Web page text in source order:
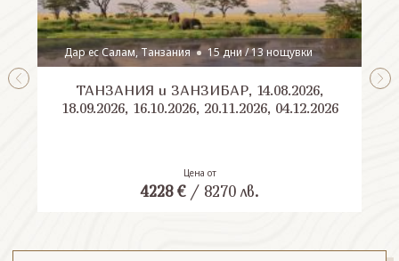
Дар ес Салам, Танзания 15 дни / 13 нощувки
ТАНЗАНИЯ и ЗАНЗИБАР, 14.08.2026,
18.09.2026, 16.10.2026, 20.11.2026, 04.12.2026
Цена от
4228 €/ 8270 лв.